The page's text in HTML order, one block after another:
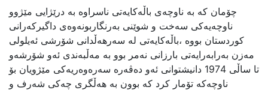
چۆمان كە بە ناوچەی باڵەكایەتی ناسراوە بە درێژایی مێژوو
ناوچەیەكی سەخت و شوێنی بەرنگاربونەوەی داگیركەرانی
كوردستان بووە ،باڵەكایەتی لە سەرهەڵدانی شۆرشی ئەیلولی
مەزن بەرابەرایەتی بارزانی نەمر بوو بە مەڵبەندی ئەو شۆرشەو
تا ساڵی 1974 دانیشتوانی ئەو دەڤەرە سەرەوەریەكی مێژویان بۆ
ناوچەكە تۆمار كرد كە بوون بە هەڵگری چەكی شەرف و